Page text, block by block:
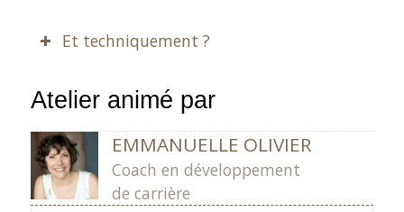
Et techniquement ?
Atelier animé par
EMMANUELLE OLIVIER
Coach en développement
de carrière